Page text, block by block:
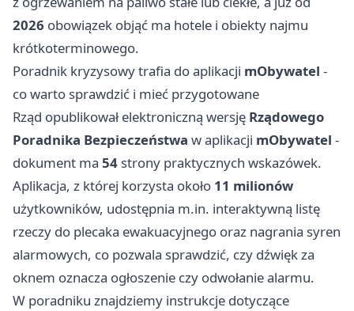
2026 obowiązek objąć ma hotele i obiekty najmu
krótkoterminowego.
Poradnik kryzysowy trafia do aplikacji mObywatel -
co warto sprawdzić i mieć przygotowane
Rząd opublikował elektroniczną wersję Rządowego
Poradnika Bezpieczeństwa w aplikacji mObywatel -
dokument ma 54 strony praktycznych wskazówek.
Aplikacja, z której korzysta około 11 milionów
użytkowników, udostępnia m.in. interaktywną listę
rzeczy do plecaka ewakuacyjnego oraz nagrania syren
alarmowych, co pozwala sprawdzić, czy dźwięk za
oknem oznacza ogłoszenie czy odwołanie alarmu.
W poradniku znajdziemy instrukcje dotyczące